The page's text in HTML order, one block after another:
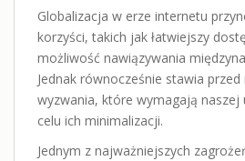
Globalizacja w erze internetu
korzyści, takich jak łatwiejszy
możliwość nawiązywania
Jednak równocześnie stawia
wyzwania, które wymagają naszej
celu ich minimalizacji.
Jednym z najważniejszych